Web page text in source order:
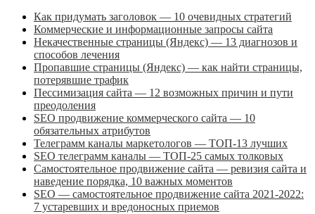
Как придумать заголовок — 10 очевидных стратегий
Коммерческие и информационные запросы сайта
Некачественные страницы (Яндекс) — 13 диагнозов и
способов лечения
Пропавшие страницы (Яндекс) — как найти страницы,
потерявшие трафик
Пессимизация сайта — 12 возможных причин и пути
преодоления
SEO продвижение коммерческого сайта — 10
обязательных атрибутов
Телеграмм каналы маркетологов — ТОП-13 лучших
SEO телеграмм каналы — ТОП-25 самых толковых
Самостоятельное продвижение сайта — ревизия сайта и
наведение порядка, 10 важных моментов
SEO — самостоятельное продвижение сайта 2021-2022:
7 устаревших и вредоносных приемов